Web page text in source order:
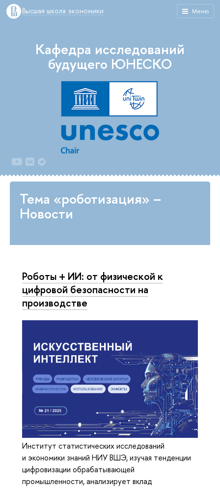
Меню
Высшая школа экономики
Кафедра исследований
будущего ЮНЕСКО
Тема «роботизация» –
Новости
Роботы + ИИ: от физической к
цифровой безопасности на
производстве
Институт статистических исследований
и экономики знаний НИУ ВШЭ, изучая тенденции
цифровизации обрабатывающей
промышленности, анализирует вклад